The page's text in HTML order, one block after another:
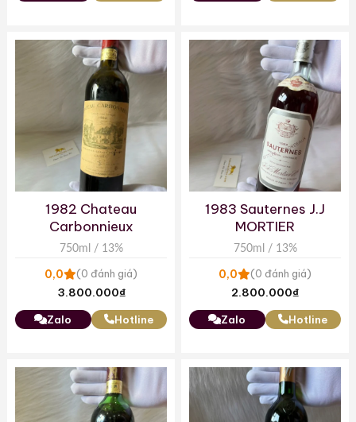
1982 Chateau
Carbonnieux
750ml / 13%
0,0 (0 đánh giá)
3.800.000₫
Zalo Hotline
1983 Sauternes J.J
MORTIER
750ml / 13%
0,0 (0 đánh giá)
2.800.000₫
Zalo Hotline